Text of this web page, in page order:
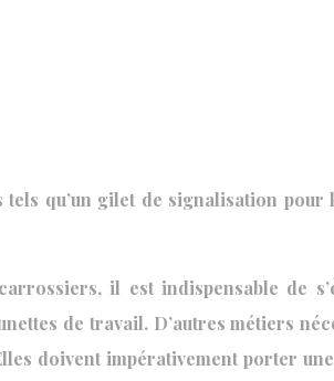
tels qu’un gilet de signalisation
il est indispensable de
de travail. D’autres métiers
doivent impérativement porter